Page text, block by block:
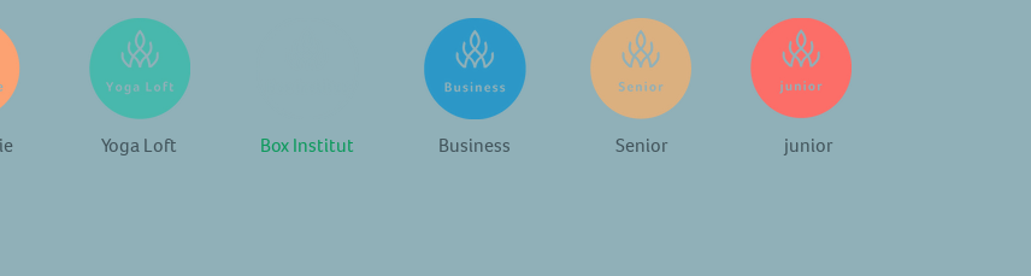
Yoga Loft Box Institut Business Senior junior